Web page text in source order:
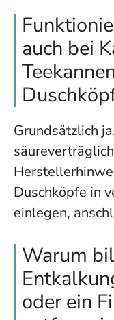
auch bei
Grundsätzlich
Duschköpfe in
einlegen,
Warum
oder ein